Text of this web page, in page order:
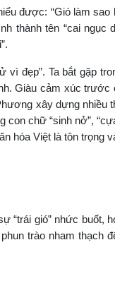
được: “Gió làm sao
thành tên “cai
vì đẹp”. Ta bắt gặp
Giàu cảm xúc
xây dựng nhiều
chữ “sinh nở”,
hóa Việt là tôn trọng
“trái gió” nhức buốt,
trào nham thạch